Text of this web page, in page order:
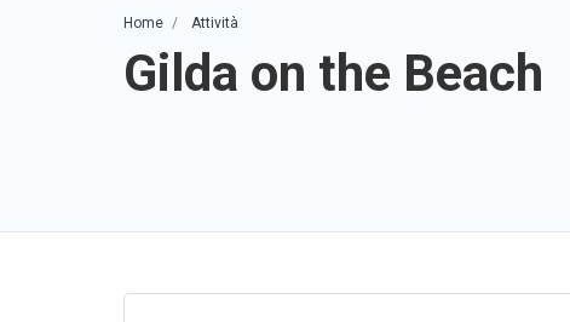
Home Attività
Gilda on the Beach